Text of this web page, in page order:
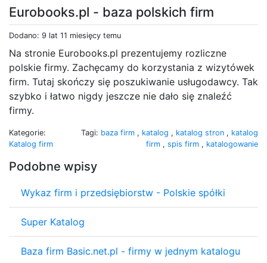
Eurobooks.pl - baza polskich firm
Dodano: 9 lat 11 miesięcy temu
Na stronie Eurobooks.pl prezentujemy rozliczne
polskie firmy. Zachęcamy do korzystania z wizytówek
firm. Tutaj skończy się poszukiwanie usługodawcy. Tak
szybko i łatwo nigdy jeszcze nie dało się znaleźć
firmy.
Kategorie:
Katalog firm
Tagi: baza firm , katalog , katalog stron , katalog
firm , spis firm , katalogowanie
Podobne wpisy
Wykaz firm i przedsiębiorstw - Polskie spółki
Super Katalog
Baza firm Basic.net.pl - firmy w jednym katalogu